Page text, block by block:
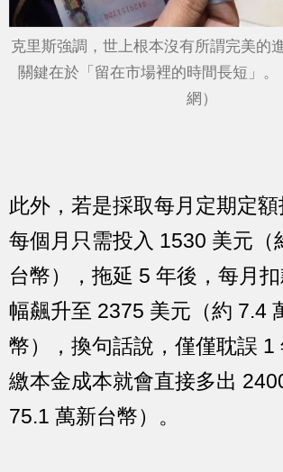
克里斯強調，世上根本沒有所謂完美的
關鍵在於「留在市場裡的時間長短」
網）
此外，若是採取每月定期定
每個月只需投入 1530 美元（
台幣），拖延 5 年後，每月
幅飆升至 2375 美元（約 7.4
幣），換句話說，僅僅耽誤 1
繳本金成本就會直接多出
75.1 萬新台幣）。